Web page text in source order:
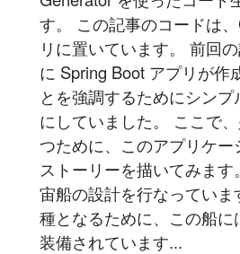
す。 この記事のコードは
リに置いています。 前回
に Spring Boot アプリが作
とを強調するためにシン
にしていました。 ここで
つために、このアプリケー
ストーリーを描いてみま
宙船の設計を行なっていま
種となるために、この船
装備されています...